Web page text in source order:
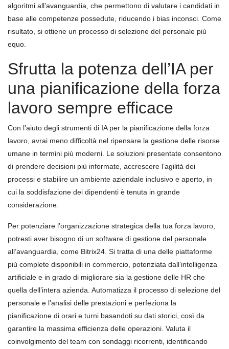
algoritmi all’avanguardia, che permettono di valutare i candidati in
base alle competenze possedute, riducendo i bias inconsci. Come
risultato, si ottiene un processo di selezione del personale più
equo.
Sfrutta la potenza dell’IA per
una pianificazione della forza
lavoro sempre efficace
Con l’aiuto degli strumenti di IA per la pianificazione della forza
lavoro, avrai meno difficoltà nel ripensare la gestione delle risorse
umane in termini più moderni. Le soluzioni presentate consentono
di prendere decisioni più informate, accrescere l’agilità dei
processi e stabilire un ambiente aziendale inclusivo e aperto, in
cui la soddisfazione dei dipendenti è tenuta in grande
considerazione.
Per potenziare l’organizzazione strategica della tua forza lavoro,
potresti aver bisogno di un software di gestione del personale
all’avanguardia, come Bitrix24. Si tratta di una delle piattaforme
più complete disponibili in commercio, potenziata dall’intelligenza
artificiale e in grado di migliorare sia la gestione delle HR che
quella dell’intera azienda. Automatizza il processo di selezione del
personale e l’analisi delle prestazioni e perfeziona la
pianificazione di orari e turni basandoti su dati storici, così da
garantire la massima efficienza delle operazioni. Valuta il
coinvolgimento del team con sondaggi ricorrenti, identificando